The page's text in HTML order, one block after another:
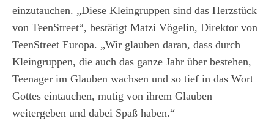
einzutauchen. „Diese Kleingruppen sind das Herzstück
von TeenStreet“, bestätigt Matzi Vögelin, Direktor von
TeenStreet Europa. „Wir glauben daran, dass durch
Kleingruppen, die auch das ganze Jahr über bestehen,
Teenager im Glauben wachsen und so tief in das Wort
Gottes eintauchen, mutig von ihrem Glauben
weitergeben und dabei Spaß haben.“